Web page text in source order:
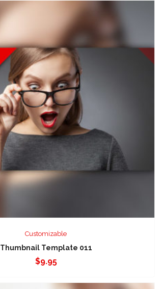
Customizable
Thumbnail Template 011
$9.95